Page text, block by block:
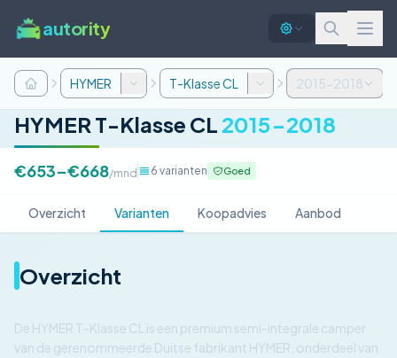
autority
HYMER T-Klasse CL 2015-2018
HYMER T-Klasse CL 2015-2018
€653–€668/mnd 6 varianten Goed
Overzicht Varianten Koopadvies Aanbod
Overzicht
De HYMER T-Klasse CL is een premium semi-integrale camper
van de gerenommeerde Duitse fabrikant HYMER, onderdeel van